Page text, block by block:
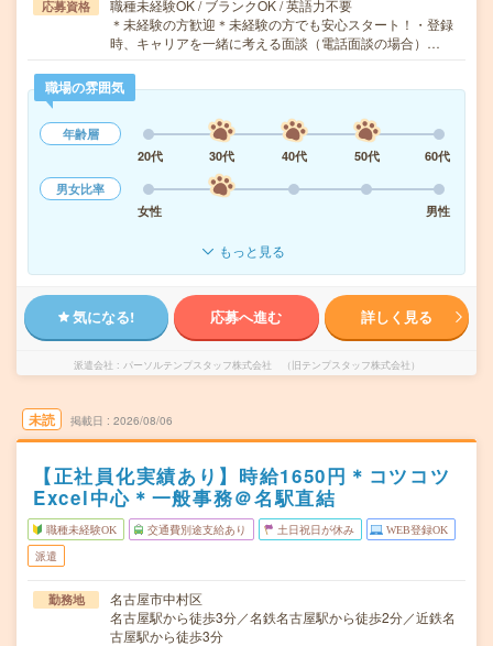
応募資格
職種未経験OK / ブランクOK / 英語力不要
＊未経験の方歓迎＊未経験の方でも安心スタート！・登録
時、キャリアを一緒に考える面談（電話面談の場合）…
職場の雰囲気
年齢層
20代
30代 40代 50代
60代
男女比率
女性
男性
もっと見る
気になる! 応募へ進む 詳しく見る
派遣会社 パーソルテンプスタッフ株式会社 （旧テンプスタッフ株式会社）
未読 掲載日 2026/08/06
【正社員化実績あり】時給1650円＊コツコツ
Excel中心＊一般事務＠名駅直結
職種未経験OK 交通費別途支給あり 土日祝日が休み WEB登録OK
派遣
勤務地
名古屋市中村区
名古屋駅から徒歩3分／名鉄名古屋駅から徒歩2分／近鉄名
古屋駅から徒歩3分